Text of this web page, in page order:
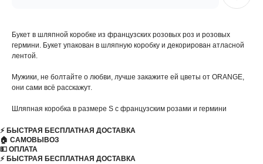
Букет в шляпной коробке из французских розовых роз и розовых
гермини. Букет упакован в шляпную коробку и декорирован атласной
лентой.
Мужики, не болтайте о любви, лучше закажите ей цветы от ORANGE,
они сами всё расскажут.
Шляпная коробка в размере S с французским розами и гермини
⚡️ БЫСТРАЯ БЕСПЛАТНАЯ ДОСТАВКА
🏠 САМОВЫВОЗ
💵 ОПЛАТА
⚡️ БЫСТРАЯ БЕСПЛАТНАЯ ДОСТАВКА